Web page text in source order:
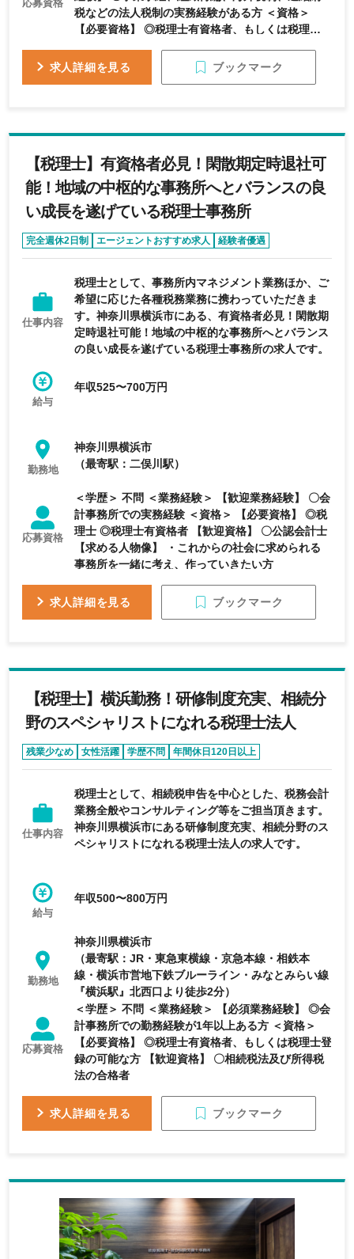
応募資格
税などの法人税制の実務経験がある方 ＜資格＞
【必要資格】 ◎税理士有資格者、もしくは税理士登
法の合格者
求人詳細を見る ブックマーク
【税理士】有資格者必見！閑散期定時退社可
能！地域の中枢的な事務所へとバランスの良
い成長を遂げている税理士事務所
完全週休2日制 エージェントおすすめ求人
経験者優遇
年間休日120日以上
残業代全額支給
仕事内容
税理士として、事務所内マネジメント業務ほか、ご
希望に応じた各種税務業務に携わっていただきま
す。神奈川県横浜市にある、有資格者必見！閑散期
定時退社可能！地域の中枢的な事務所へとバランス
の良い成長を遂げている税理士事務所の求人です。
給与
年収525〜700万円
勤務地
神奈川県横浜市
（最寄駅：二俣川駅）
応募資格
＜学歴＞ 不問 ＜業務経験＞ 【歓迎業務経験】 〇会
計事務所での実務経験 ＜資格＞ 【必要資格】 ◎税
理士 ◎税理士有資格者 【歓迎資格】 〇公認会計士
【求める人物像】 ・これからの社会に求められる
事務所を一緒に考え、作っていきたい方
求人詳細を見る ブックマーク
【税理士】横浜勤務！研修制度充実、相続分
野のスペシャリストになれる税理士法人
残業少なめ 女性活躍 学歴不問 年間休日120日以上
仕事内容
税理士として、相続税申告を中心とした、税務会計
業務全般やコンサルティング等をご担当頂きます。
神奈川県横浜市にある研修制度充実、相続分野のス
ペシャリストになれる税理士法人の求人です。
給与
年収500〜800万円
勤務地
神奈川県横浜市
（最寄駅：JR・東急東横線・京急本線・相鉄本
線・横浜市営地下鉄ブルーライン・みなとみらい線
『横浜駅』北西口より徒歩2分）
応募資格
＜学歴＞ 不問 ＜業務経験＞ 【必須業務経験】 ◎会
計事務所での勤務経験が1年以上ある方 ＜資格＞
【必要資格】 ◎税理士有資格者、もしくは税理士登
録の可能な方 【歓迎資格】 〇相続税法及び所得税
法の合格者
求人詳細を見る ブックマーク